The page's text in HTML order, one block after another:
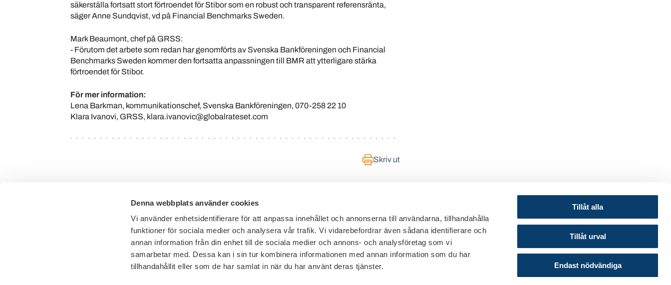
Denna webbplats använder cookies
Vi använder enhetsidentifierare för att anpassa innehållet och annonserna till användarna, tillhandahålla
funktioner för sociala medier och analysera vår trafik. Vi vidarebefordrar även sådana identifierare och
annan information från din enhet till de sociala medier och annons- och analysföretag som vi
samarbetar med. Dessa kan i sin tur kombinera informationen med annan information som du har
tillhandahållit eller som de har samlat in när du har använt deras tjänster.
Tillåt alla
Tillåt urval
Endast nödvändiga
säkerställa fortsatt stort förtroendet för Stibor som en robust och transparent referensränta,
säger Anne Sundqvist, vd på Financial Benchmarks Sweden.
Mark Beaumont, chef på GRSS:
- Förutom det arbete som redan har genomförts av Svenska Bankföreningen och Financial
Benchmarks Sweden kommer den fortsatta anpassningen till BMR att ytterligare stärka
förtroendet för Stibor.
För mer information:
Lena Barkman, kommunikationschef, Svenska Bankföreningen, 070-258 22 10
Klara Ivanovi, GRSS, klara.ivanovic@globalrateset.com
Skriv ut
Telefon växel: 08 - 453 44 00
E-post:info@financesweden.se
Postadress: Box 7603, 103 94 Stockholm
© 2024 Svenska Bankföreningen
Cookies